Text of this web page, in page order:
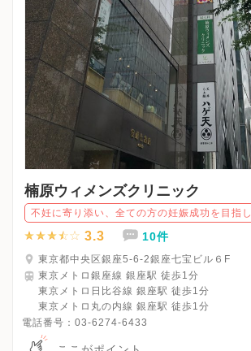
楠原ウィメンズクリニック
不妊に寄り添い、全ての方の妊娠成功を目指し
3.3 10件
東京都中央区銀座5-6-2銀座七宝ビル６F
東京メトロ銀座線 銀座駅 徒歩1分
東京メトロ日比谷線 銀座駅 徒歩1分
東京メトロ丸の内線 銀座駅 徒歩1分
電話番号： 03-6274-6433